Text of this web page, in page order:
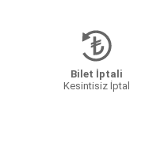
Bilet İptali
Kesintisiz İptal